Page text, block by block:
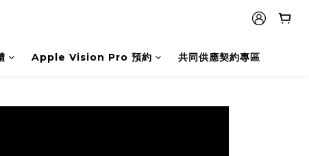
Apple Vision Pro 預約 共同供應契約專區